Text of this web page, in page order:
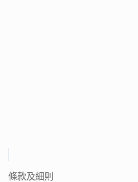
條款及細則